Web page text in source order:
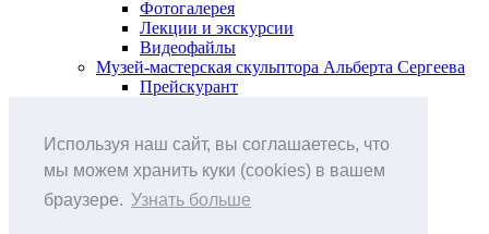
Используя наш сайт, вы соглашаетесь, что
мы можем хранить куки (cookies) в вашем
браузере. Узнать больше
Фотогалерея
Лекции и экскурсии
Видеофайлы
Музей-мастерская скульптора Альберта Сергеева
Прейскурант
Анонс мероприятий
Виртуальные выставки
О музее